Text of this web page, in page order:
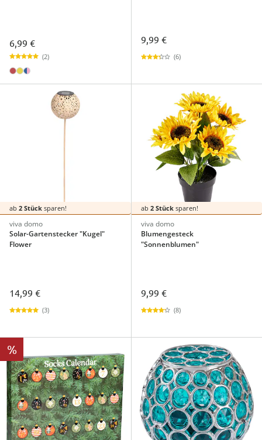
6,99 €
(2)
9,99 €
(6)
ab 2 Stück sparen!
viva domo
Solar-Gartenstecker "Kugel"
Flower
14,99 €
(3)
ab 2 Stücksparen!
viva domo
Blumengesteck
"Sonnenblumen"
9,99 €
(8)
%